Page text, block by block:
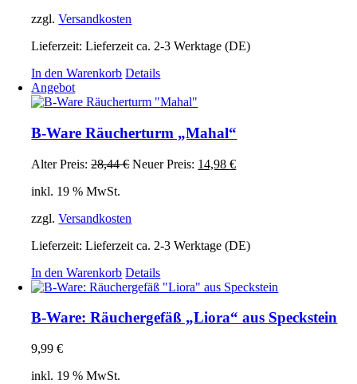
zzgl.Versandkosten
Lieferzeit:Lieferzeit ca. 2-3 Werktage (DE)
In den Warenkorb Details
Angebot
B-Ware Räucherturm „Mahal“
Alter Preis: 28,44€ Ursprünglicher
Neuer Preis: 14,98€Aktueller
inkl. 19 % MwSt.
zzgl.Versandkosten
Lieferzeit:Lieferzeit ca. 2-3 Werktage (DE)
In den Warenkorb Details
B-Ware: Räuchergefäß „Liora“ aus Speckstein
9,99€
inkl. 19 % MwSt.